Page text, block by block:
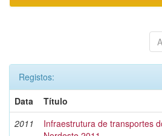
Registos:
Data
Título
2011
Infraestrutura de transportes